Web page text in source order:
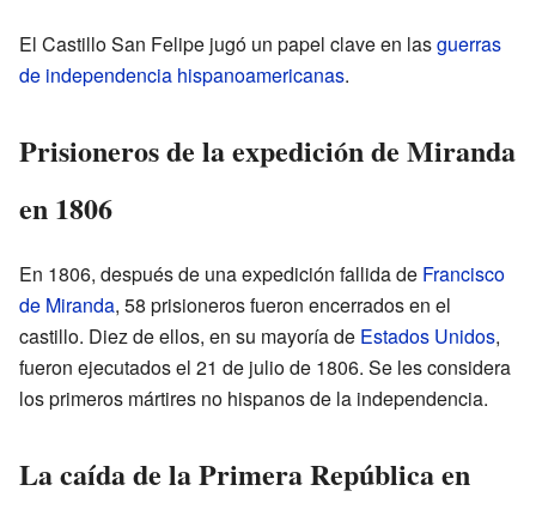
El Castillo San Felipe jugó un papel clave en lasguerras
de independencia hispanoamericanas.
Prisioneros de la expedición de Miranda
en 1806
En 1806, después de una expedición fallida de Francisco
de Miranda, 58 prisioneros fueron encerrados en el
castillo. Diez de ellos, en su mayoría de Estados Unidos,
fueron ejecutados el 21 de julio de 1806. Se les considera
los primeros mártires no hispanos de la independencia.
La caída de la Primera República en